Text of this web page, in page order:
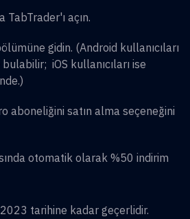
TabTrader'ı açın.
gidin. (Android kullanıcıları
iOS kullanıcıları ise
aboneliğini satın alma seçeneğini
otomatik olarak %50 indirim
tarihine kadar geçerlidir.